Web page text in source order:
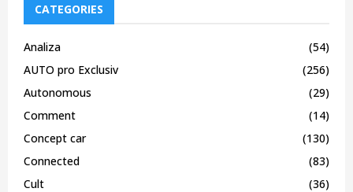
CATEGORIES
Analiza
(54)
AUTO pro Exclusiv
(256)
Autonomous
(29)
Comment
(14)
Concept car
(130)
Connected
(83)
Cult
(36)